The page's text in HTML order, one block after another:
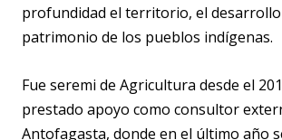
profundidad el territorio, el desarrollo
patrimonio de los pueblos indígenas.
Fue seremi de Agricultura desde el
prestado apoyo como consultor
Antofagasta, donde en el último año